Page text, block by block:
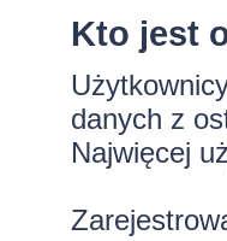
Kto jest
danych z
Najwięcej